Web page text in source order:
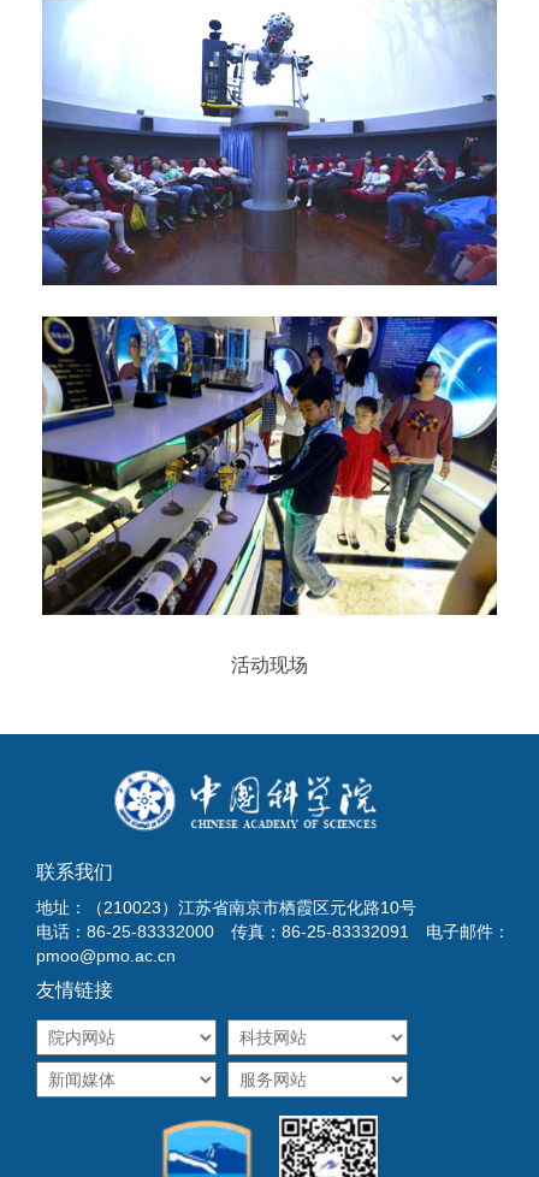
活动现场
联系我们
地址：（210023）江苏省南京市栖霞区元化路10号
电话：86-25-83332000 传真：86-25-83332091 电子邮件：
pmoo@pmo.ac.cn
友情链接